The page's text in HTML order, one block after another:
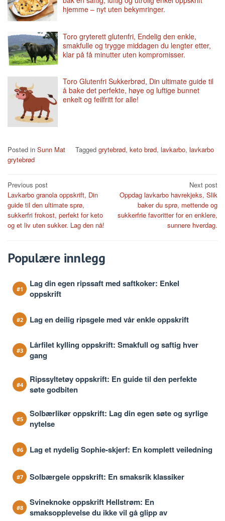
hjemme – nyt uten bekymringer.
Toro gryterett glutenfri, Endelig den enkle,
smakfulle og trygge middagen du lengter etter,
klar på få minutter uten kompromisser.
Toro Glutenfri Sukkerbrød, Din ultimate guide til
å bake det perfekte, høye og luftige bunnet
enkelt og feilfritt for alle!
Posted in Sunn Mat Tagged grytebrød, keto brød, lavkarbo, lavkarbo
grytebrød
Post
navigation
Previous post
Lavkarbo granola oppskrift, Din
guide til den ultimate sprø,
sukkerfri frokost, perfekt for keto
og et liv uten sukker. Lag den nå!
Next post
Oppdag lavkarbo havrekjeks, Slik
baker du sprø, mettende og
sukkerfrie favoritter for en enklere,
sunnere hverdag.
Populære innlegg
Lag din egen ripssaft med saftkoker: Enkel
oppskrift
Lag en deilig ripsgele med vår enkle oppskrift
Lårfilet kylling oppskrift: Smakfull og saftig hver
gang
Ripssyltetøy oppskrift: En guide til den perfekte
søte godbiten
Solbærlikør oppskrift: Lag din egen søte og syrlige
nytelse
Lag et nydelig Sophie-skjerf: En komplett veiledning
Solbærgele oppskrift: En smaksrik klassiker
Svineknoke oppskrift Hellstrøm: En
smaksopplevelse du ikke vil gå glipp av